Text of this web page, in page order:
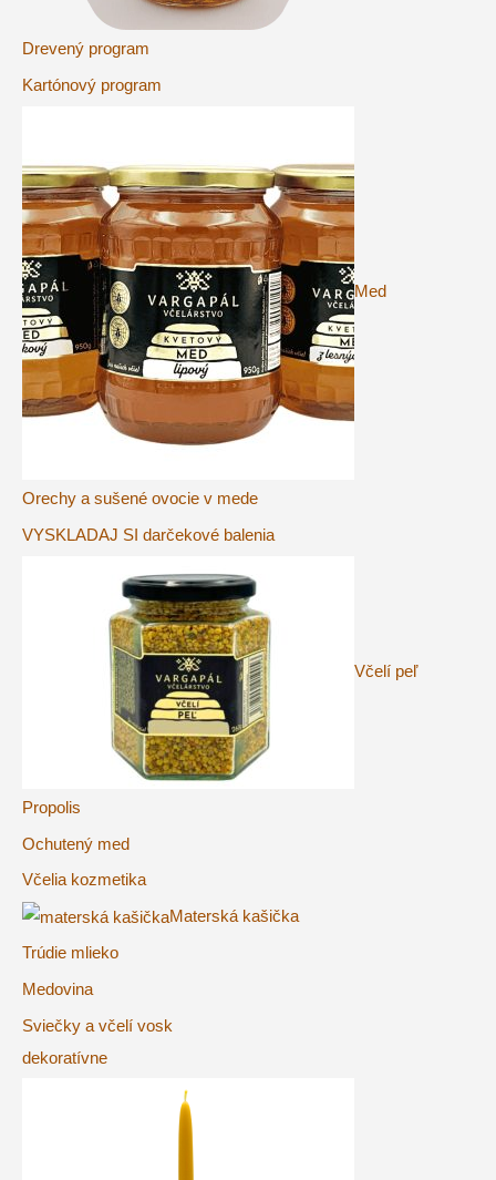
Drevený program
Kartónový program
Med
Orechy a sušené ovocie v mede
VYSKLADAJ SI darčekové balenia
Včelí peľ
Propolis
Ochutený med
Včelia kozmetika
Materská kašička
Trúdie mlieko
Medovina
Sviečky a včelí vosk
dekoratívne